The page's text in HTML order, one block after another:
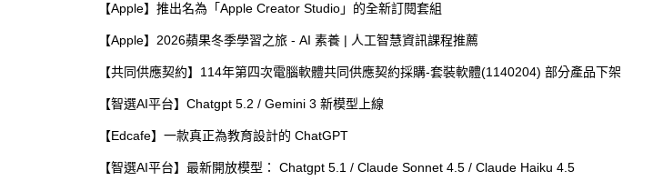
【Apple】推出名為「Apple Creator Studio」的全新訂閱套組
【Apple】2026蘋果冬季學習之旅 - AI 素養 | 人工智慧資訊課程推薦
【共同供應契約】114年第四次電腦軟體共同供應契約採購-套裝軟體(1140204) 部分產品下架
【智選AI平台】Chatgpt 5.2 / Gemini 3 新模型上線
【Edcafe】​一款真正為教育設計的 ChatGPT
【智選AI平台】最新開放模型： Chatgpt 5.1 / Claude Sonnet 4.5 / Claude Haiku 4.5